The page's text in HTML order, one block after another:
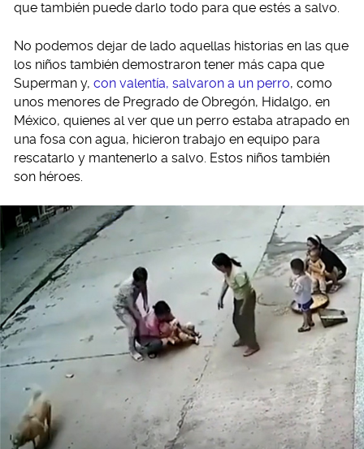
que también puede darlo todo para que estés a salvo.
No podemos dejar de lado aquellas historias en las que
los niños también demostraron tener más capa que
Superman y, con valentía, salvaron a un perro, como
unos menores de Pregrado de Obregón, Hidalgo, en
México, quienes al ver que un perro estaba atrapado en
una fosa con agua, hicieron trabajo en equipo para
rescatarlo y mantenerlo a salvo. Estos niños también
son héroes.